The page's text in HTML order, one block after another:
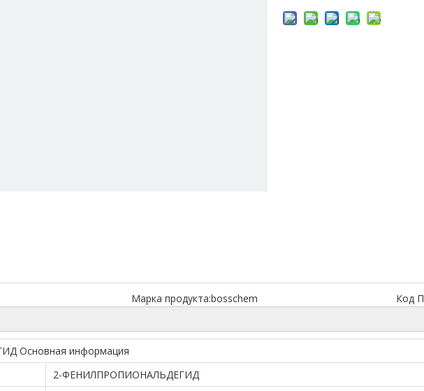
Марка продукта:bosschem Код
Основная информация
2-ФЕНИЛПРОПИОНАЛЬДЕГИД